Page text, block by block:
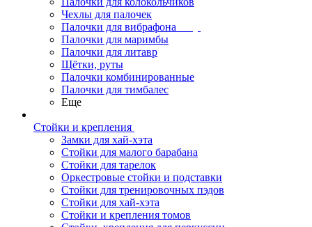
Чехлы для палочек
Палочки для вибрафона
Палочки для маримбы
Палочки для литавр
Щётки, руты
Палочки комбинированные
Палочки для тимбалес
Еще
Стойки и крепления
Замки для хай-хэта
Стойки для малого барабана
Стойки для тарелок
Оркестровые стойки и подставки
Стойки для тренировочных пэдов
Стойки для хай-хэта
Стойки и крепления томов